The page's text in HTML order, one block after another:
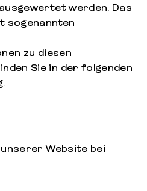
werden. Das
sogenannten
zu diesen
Sie in der folgenden
Website bei